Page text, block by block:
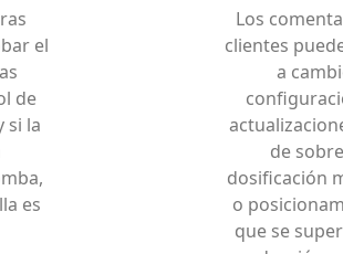
el
de
si la
es
Los
clientes
a
de
dosificación
o
que se